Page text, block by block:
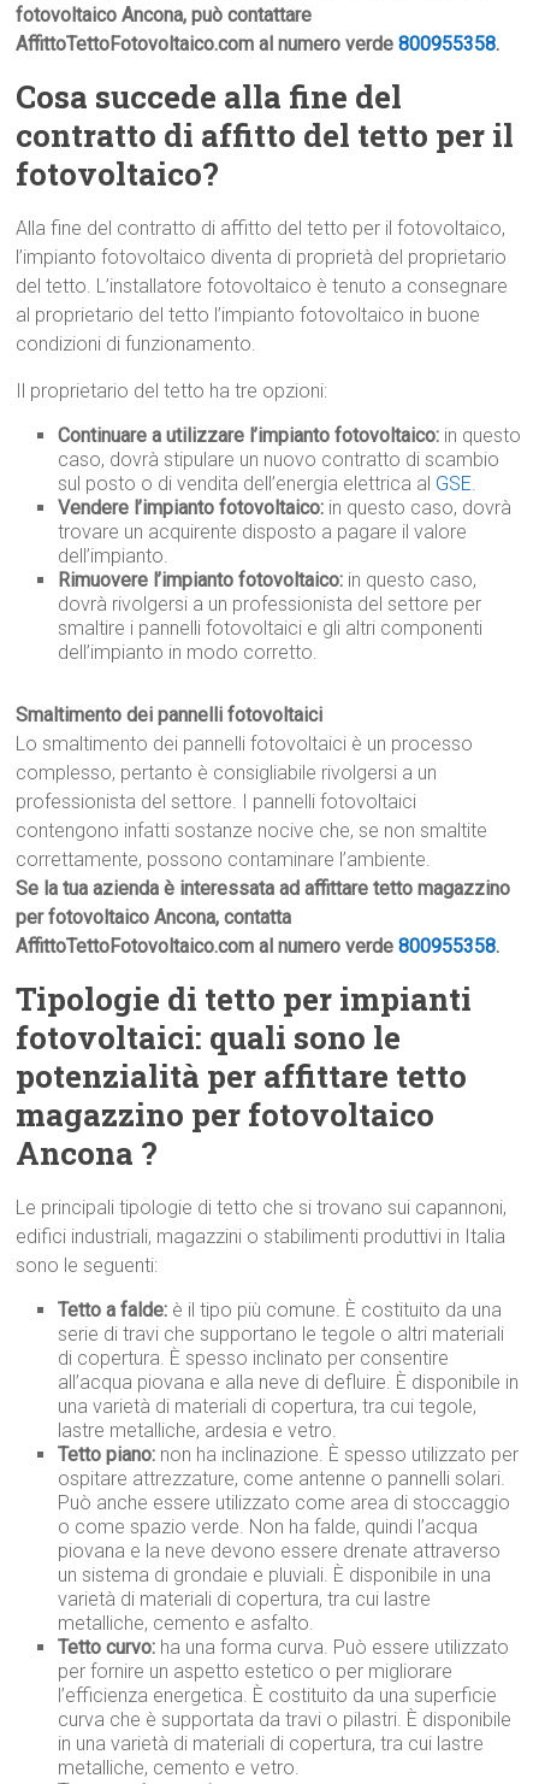
fotovoltaico Ancona, può contattare
AffittoTettoFotovoltaico.com al numero verde800955358.
Cosa succede alla fine del
contratto di affitto del tetto per il
fotovoltaico?
Alla fine del contratto di affitto del tetto per il fotovoltaico,
l’impianto fotovoltaico diventa di proprietà del proprietario
del tetto. L’installatore fotovoltaico è tenuto a consegnare
al proprietario del tetto l’impianto fotovoltaico in buone
condizioni di funzionamento.
Il proprietario del tetto ha tre opzioni:
Continuare a utilizzare l’impianto fotovoltaico: in questo
caso, dovrà stipulare un nuovo contratto di scambio
sul posto o di vendita dell’energia elettrica al GSE.
Vendere l’impianto fotovoltaico: in questo caso, dovrà
trovare un acquirente disposto a pagare il valore
dell’impianto.
Rimuovere l’impianto fotovoltaico: in questo caso,
dovrà rivolgersi a un professionista del settore per
smaltire i pannelli fotovoltaici e gli altri componenti
dell’impianto in modo corretto.
Smaltimento dei pannelli fotovoltaici
Lo smaltimento dei pannelli fotovoltaici è un processo
complesso, pertanto è consigliabile rivolgersi a un
professionista del settore. I pannelli fotovoltaici
contengono infatti sostanze nocive che, se non smaltite
correttamente, possono contaminare l’ambiente.
Se la tua azienda è interessata ad affittare tetto magazzino
per fotovoltaico Ancona, contatta
AffittoTettoFotovoltaico.com al numero verde800955358.
Tipologie di tetto per impianti
fotovoltaici: quali sono le
potenzialità per affittare tetto
magazzino per fotovoltaico
Ancona ?
Le principali tipologie di tetto che si trovano sui capannoni,
edifici industriali, magazzini o stabilimenti produttivi in Italia
sono le seguenti:
Tetto a falde: è il tipo più comune. È costituito da una
serie di travi che supportano le tegole o altri materiali
di copertura. È spesso inclinato per consentire
all’acqua piovana e alla neve di defluire. È disponibile in
una varietà di materiali di copertura, tra cui tegole,
lastre metalliche, ardesia e vetro.
Tetto piano: non ha inclinazione. È spesso utilizzato per
ospitare attrezzature, come antenne o pannelli solari.
Può anche essere utilizzato come area di stoccaggio
o come spazio verde. Non ha falde, quindi l’acqua
piovana e la neve devono essere drenate attraverso
un sistema di grondaie e pluviali. È disponibile in una
varietà di materiali di copertura, tra cui lastre
metalliche, cemento e asfalto.
Tetto curvo: ha una forma curva. Può essere utilizzato
per fornire un aspetto estetico o per migliorare
l’efficienza energetica. È costituito da una superficie
curva che è supportata da travi o pilastri. È disponibile
in una varietà di materiali di copertura, tra cui lastre
metalliche, cemento e vetro.